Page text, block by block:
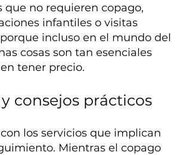
que no requieren copago,
infantiles o visitas
incluso en el mundo del
cosas son tan esenciales
tener precio.
consejos prácticos
los servicios que implican
Mientras el copago